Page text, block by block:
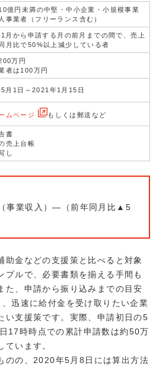
億円未満の中堅・中小企業・小規模事業
事業者（フリーランス含む）
月から申請する月の前月までの間で、売上
月比で50%以上減少している者
万円
者は100万円
月1日～2021年1月15日
ムページ もしくは郵送など
書
売上台帳
し
事業収入）―（前年同月比▲5
助金などの支援策と比べると対象
プルで、必要書類を揃える手間も
た、申請から振り込みまでの目安
迅速に給付金を受け取りたい企業
い支援策です。実際、申請初日の5
17時時点での累計申請数は約50万
ています。
のの、2020年5月8日には算出方法